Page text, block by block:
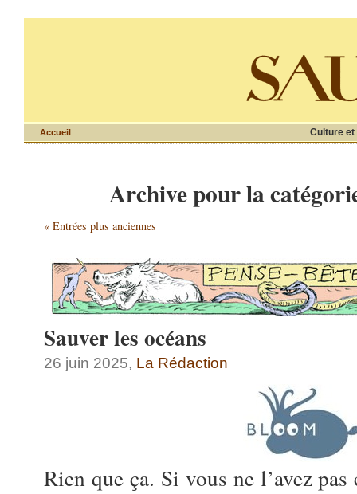
Culture et
Accueil
Archive pour la catégorie
« Entrées plus anciennes
Sauver les océans
26 juin 2025, La Rédaction
Rien que ça. Si vous ne l’avez